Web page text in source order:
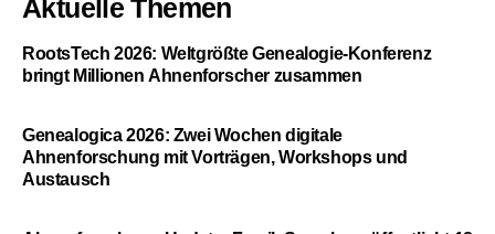
Aktuelle Themen
RootsTech 2026: Weltgrößte Genealogie-Konferenz
bringt Millionen Ahnenforscher zusammen
Genealogica 2026: Zwei Wochen digitale
Ahnenforschung mit Vorträgen, Workshops und
Austausch